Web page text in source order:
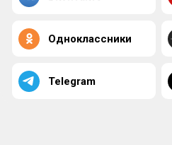
Одноклассники
Telegram